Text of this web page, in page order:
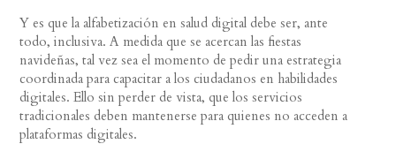
Y es que la alfabetización en salud digital debe ser, ante
todo, inclusiva. A medida que se acercan las fiestas
navideñas, tal vez sea el momento de pedir una estrategia
coordinada para capacitar a los ciudadanos en habilidades
digitales. Ello sin perder de vista, que los servicios
tradicionales deben mantenerse para quienes no acceden a
plataformas digitales.